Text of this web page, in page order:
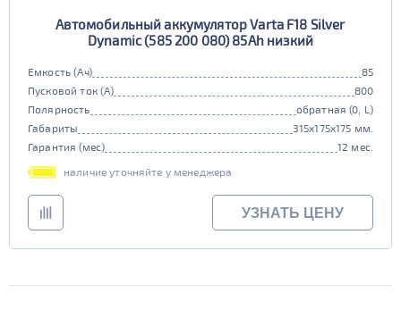
Автомобильный аккумулятор Varta F18 Silver
Dynamic (585 200 080) 85Ah низкий
Емкость (Ач)
85
Пусковой ток (А)
800
Полярность
обратная (0, L)
Габариты
315x175x175 мм.
Гарантия (мес)
12 мес.
наличие уточняйте у менеджера
УЗНАТЬ ЦЕНУ